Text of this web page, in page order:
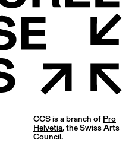
CCS is a branch of Pro
Helvetia, the Swiss Arts
Council.